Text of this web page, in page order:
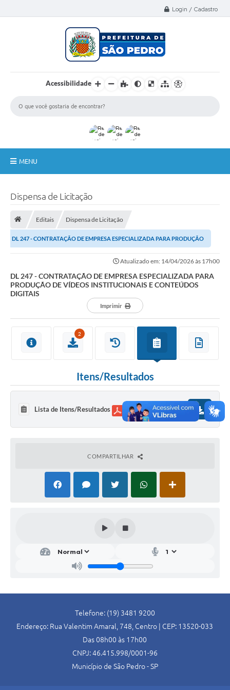
Login / Cadastro
Acessibilidade
MENU
Horários e itinerários dos ônibus urbanos de São Pedro
Queimada é crime! Denuncie!
Protocolo - Instruções e modelos de requerimentos
Medicamentos disponíveis na Farmácia Municipal
Comunicação
Editais
Formulários
Conselhos Municipais
Dispensa de Licitação
Editais Dispensa de Licitação
DL 247 - CONTRATAÇÃO DE EMPRESA ESPECIALIZADA PARA PRODUÇÃO
DE VÍDEOS INSTITUCIONAIS E CONTEÚDOS...
Atualizado em: 14/04/2026 às 17h00
DL 247 - CONTRATAÇÃO DE EMPRESA ESPECIALIZADA PARA
PRODUÇÃO DE VÍDEOS INSTITUCIONAIS E CONTEÚDOS
DIGITAIS
Imprimir
2
Itens/Resultados
Lista de Itens/Resultados 91,54 KB
COMPARTILHAR
Telefone: (19) 3481 9200
Endereço: Rua Valentim Amaral, 748, Centro | CEP: 13520-033
Das 08h00 às 17h00
CNPJ: 46.415.998/0001-96
Município de São Pedro - SP